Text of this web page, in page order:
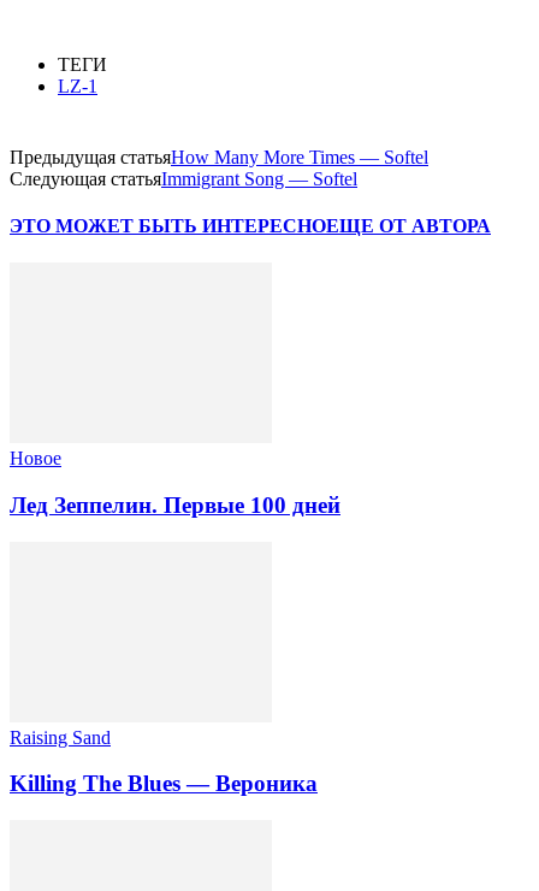
ТЕГИ
LZ-1
Предыдущая статьяHow Many More Times — Softel
Следующая статьяImmigrant Song — Softel
ЭТО МОЖЕТ БЫТЬ ИНТЕРЕСНОЕЩЕ ОТ АВТОРА
Новоe
Лед Зеппелин. Первые 100 дней
Raising Sand
Killing The Blues — Вероника